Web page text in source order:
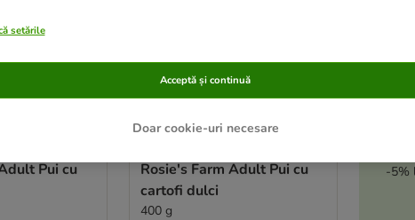
Pui cu
Rosie's Farm Adult Pui cu
cartofi dulci
400 g
Ai
lei)
-5%
setările
Doar cookie-uri necesare
Acceptă și continuă